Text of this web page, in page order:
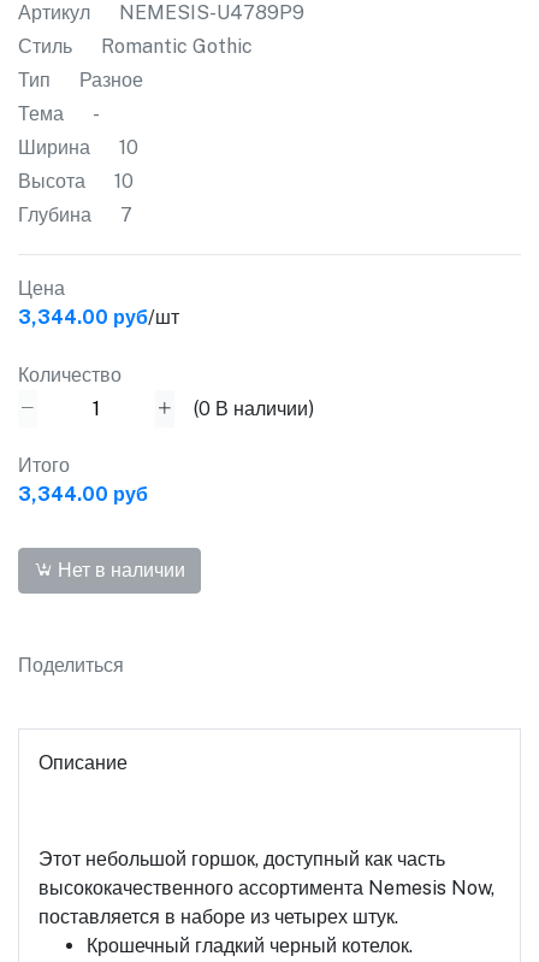
Артикул
NEMESIS-U4789P9
Стиль
Romantic Gothic
Тип
Разное
Тема
-
Ширина
10
Высота
10
Глубина
7
Цена
3,344.00 руб/шт
Количество
(0 В наличии)
Итого
3,344.00 руб
Нет в наличии
Поделиться
Описание
Этот небольшой горшок, доступный как часть
высококачественного ассортимента Nemesis Now,
поставляется в наборе из четырех штук.
Крошечный гладкий черный котелок.